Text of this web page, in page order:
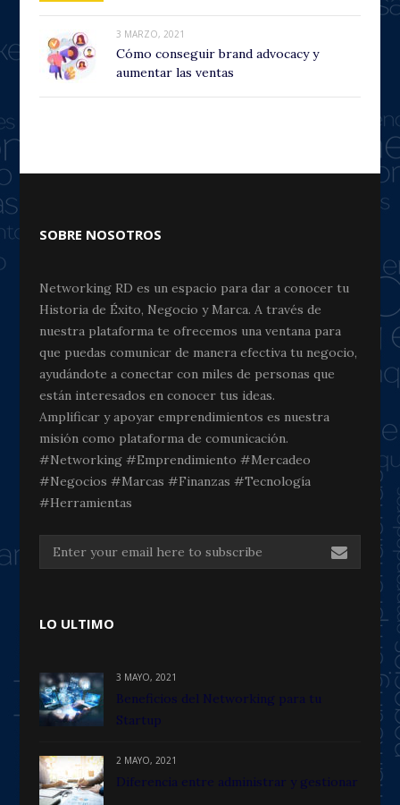
3 MARZO, 2021
Cómo conseguir brand advocacy y
aumentar las ventas
SOBRE NOSOTROS
Networking RD es un espacio para dar a conocer tu
Historia de Éxito, Negocio y Marca. A través de
nuestra plataforma te ofrecemos una ventana para
que puedas comunicar de manera efectiva tu negocio,
ayudándote a conectar con miles de personas que
están interesados en conocer tus ideas.
Amplificar y apoyar emprendimientos es nuestra
misión como plataforma de comunicación.
#Networking #Emprendimiento #Mercadeo
#Negocios #Marcas #Finanzas #Tecnología
#Herramientas
LO ULTIMO
3 MAYO, 2021
Beneficios del Networking para tu
Startup
2 MAYO, 2021
Diferencia entre administrar y gestionar